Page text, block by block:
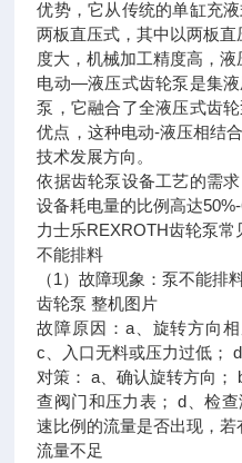
优势，它从传统的单缸充
两板直压式，其中以两板
度大，机械加工精度高，液
电动—液压式齿轮泵是集
泵，它融合了全液压式齿
优点，这种电动-液压相结
技术发展方向。
依据齿轮泵设备工艺的需
设备耗电量的比例高达
力士乐REXROTH齿轮泵常
不能排料
（1）故障现象：泵不能排
齿轮泵 整机图片
故障原因：a、旋转方向
c、入口无料或压力过低；
对策： a、确认旋转方向；
查阀门和压力表； d、检
速比例的流量是否出现，若
流量不足